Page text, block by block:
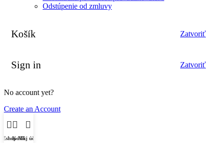
Odstúpenie od zmluvy
Košík Zatvoriť
Sign in Zatvoriť
No account yet?
Create an Account
EshopKošíkMôj účet